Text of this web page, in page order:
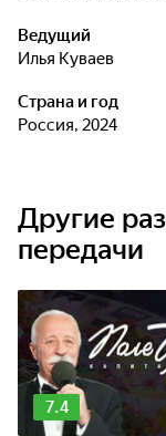
Ведущий
Илья Куваев
Страна и год
Россия, 2024
Другие
передачи
7.4